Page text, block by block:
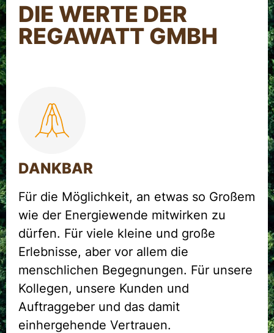
DIE WERTE DER
REGAWATT GMBH
DANKBAR
Für die Möglichkeit, an etwas so Großem
wie der Energiewende mitwirken zu
dürfen. Für viele kleine und große
Erlebnisse, aber vor allem die
menschlichen Begegnungen. Für unsere
Kollegen, unsere Kunden und
Auftraggeber und das damit
einhergehende Vertrauen.